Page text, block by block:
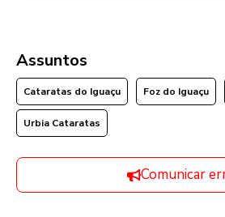
Assuntos
Cataratas do Iguaçu Foz do Iguaçu
Urbia Cataratas
Comunicar